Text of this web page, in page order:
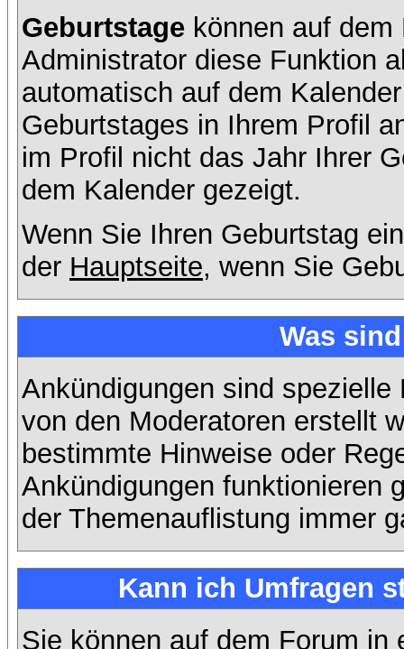
Geburtstage können auf
Administrator diese Funktion
automatisch auf dem
Geburtstages in Ihrem Profil
im Profil nicht das Jahr Ihrer
dem Kalender gezeigt.
Wenn Sie Ihren Geburtstag
der Hauptseite, wenn Sie
Was
Ankündigungen sind
von den Moderatoren erstellt
bestimmte Hinweise oder
Ankündigungen funktionieren
der Themenauflistung immer
Kann ich Umfragen
Sie können auf dem Forum in